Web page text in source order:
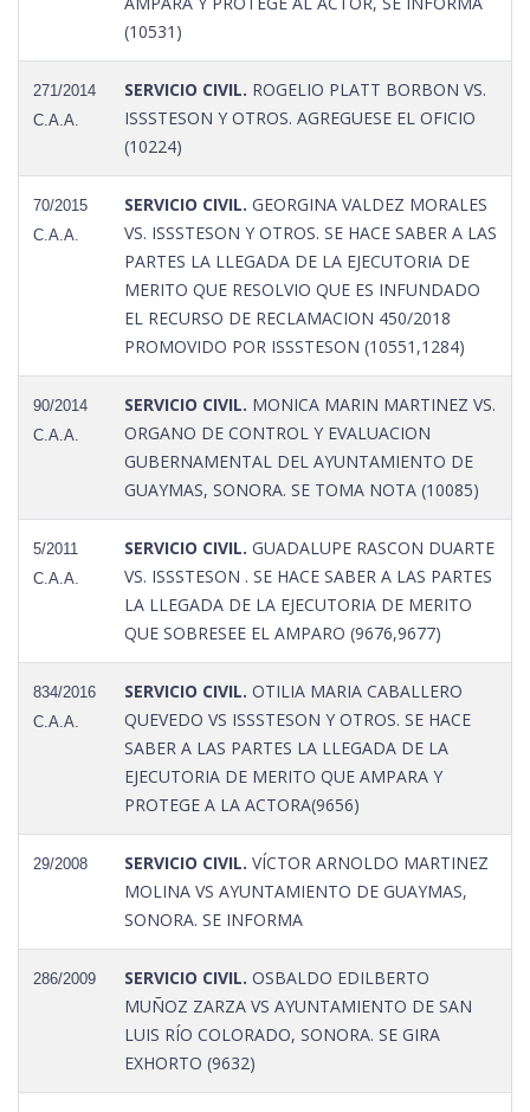
(10531)
271/2014
C.A.A.
SERVICIO CIVIL. ROGELIO PLATT BORBON VS.
ISSSTESON Y OTROS. AGREGUESE EL OFICIO
(10224)
70/2015
C.A.A.
SERVICIO CIVIL. GEORGINA VALDEZ MORALES
VS. ISSSTESON Y OTROS. SE HACE SABER A LAS
PARTES LA LLEGADA DE LA EJECUTORIA DE
MERITO QUE RESOLVIO QUE ES INFUNDADO
EL RECURSO DE RECLAMACION 450/2018
PROMOVIDO POR ISSSTESON (10551,1284)
90/2014
C.A.A.
SERVICIO CIVIL. MONICA MARIN MARTINEZ VS.
ORGANO DE CONTROL Y EVALUACION
GUBERNAMENTAL DEL AYUNTAMIENTO DE
GUAYMAS, SONORA. SE TOMA NOTA (10085)
5/2011
C.A.A.
SERVICIO CIVIL. GUADALUPE RASCON DUARTE
VS. ISSSTESON . SE HACE SABER A LAS PARTES
LA LLEGADA DE LA EJECUTORIA DE MERITO
QUE SOBRESEE EL AMPARO (9676,9677)
834/2016
C.A.A.
SERVICIO CIVIL. OTILIA MARIA CABALLERO
QUEVEDO VS ISSSTESON Y OTROS. SE HACE
SABER A LAS PARTES LA LLEGADA DE LA
EJECUTORIA DE MERITO QUE AMPARA Y
PROTEGE A LA ACTORA(9656)
29/2008 SERVICIO CIVIL. VÍCTOR ARNOLDO MARTINEZ
MOLINA VS AYUNTAMIENTO DE GUAYMAS,
SONORA. SE INFORMA
286/2009 SERVICIO CIVIL. OSBALDO EDILBERTO
MUÑOZ ZARZA VS AYUNTAMIENTO DE SAN
LUIS RÍO COLORADO, SONORA. SE GIRA
EXHORTO (9632)